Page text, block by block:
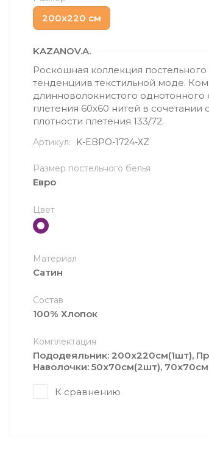
200х220 см
KAZANOV.A.
Роскошная коллекция
тенденциив текстильной моде.
длинноволокнистого однотонного
плетения 60х60 нитей в
плотности плетения 133/72.
Артикул: K-EBPO-1724-ХZ
Размер постельного белья
Евро
Цвет
Материал
Сатин
Состав
100% Хлопок
Комплектация
Пододеяльник: 200х220cм(1шт),
Наволочки: 50х70cм(2шт),
К сравнению